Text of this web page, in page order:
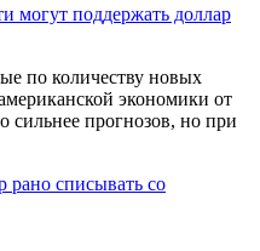
могут поддержать доллар
по количеству новых
экономики от
сильнее прогнозов, но при